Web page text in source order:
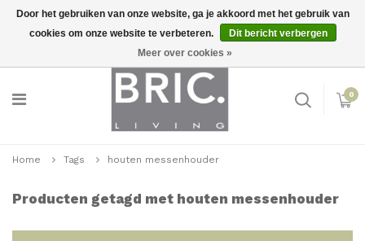
Inloggen
0
Home Tags houten messenhouder
Producten getagd met houten messenhouder
Door het gebruiken van onze website, ga je akkoord met het gebruik van
cookies om onze website te verbeteren.
Dit bericht verbergen
Meer over cookies »